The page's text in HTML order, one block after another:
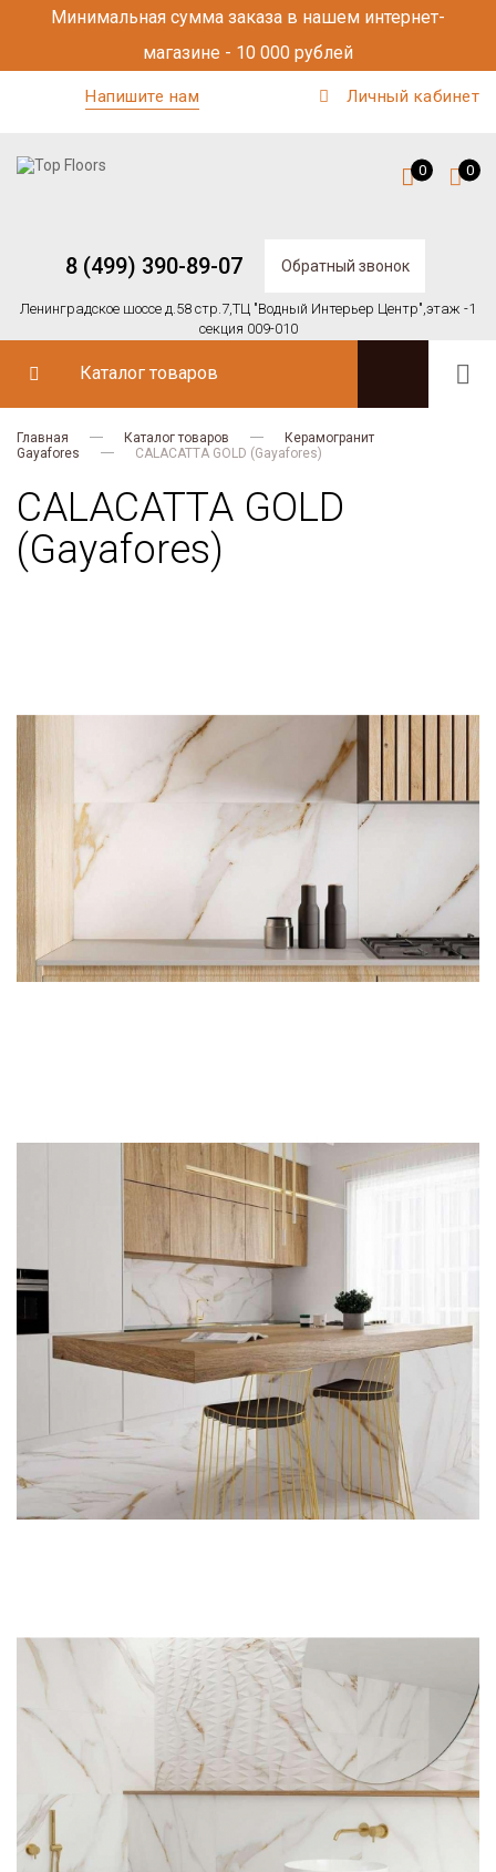
Минимальная сумма заказа в нашем интернет-
магазине - 10 000 рублей
Напишите нам Личный кабинет
8 (499) 390-89-07 Обратный звонок
Ленинградское шоссе д.58 стр.7,ТЦ "Водный Интерьер Центр",этаж -1
секция 009-010
0 0
Каталог товаров
Главная Каталог товаров
Керамогранит
Gayafores
CALACATTA GOLD (Gayafores)
CALACATTA GOLD
(Gayafores)